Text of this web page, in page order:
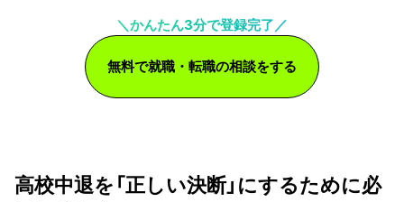
＼かんたん3分で登録完了／
無料で就職・転職の相談をする
高校中退を「正しい決断」にするために必